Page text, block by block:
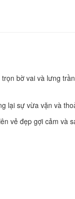
bờ vai và lưng
lại sự vừa vặn và
vẻ đẹp gợi cảm và